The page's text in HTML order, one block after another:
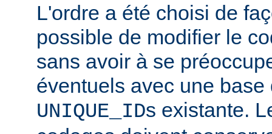
L'ordre a été choisi de
possible de modifier le
sans avoir à se
éventuels avec une
UNIQUE_IDs existante.